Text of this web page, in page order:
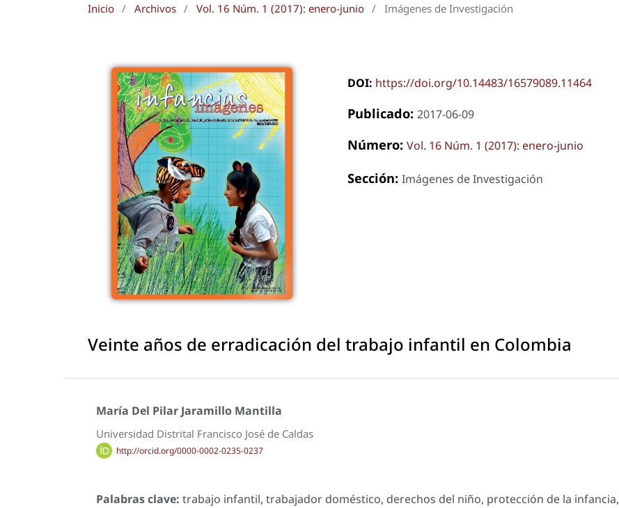
Inicio / Archivos / Vol. 16 Núm. 1 (2017): enero-junio / Imágenes de Investigación
DOI: https://doi.org/10.14483/16579089.11464
Publicado: 2017-06-09
Número: Vol. 16 Núm. 1 (2017): enero-junio
Sección: Imágenes de Investigación
Veinte años de erradicación del trabajo infantil en Colombia
María Del Pilar Jaramillo Mantilla
Universidad Distrital Francisco José de Caldas
http://orcid.org/0000-0002-0235-0237
Palabras clave: trabajo infantil, trabajador doméstico, derechos del niño, protección de la infancia,